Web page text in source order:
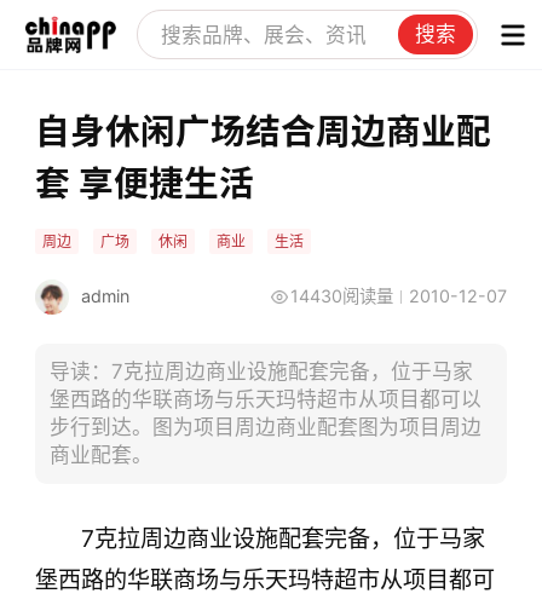
搜索
自身休闲广场结合周边商业配
套 享便捷生活
周边 广场 休闲 商业 生活
admin 14430阅读量 2010-12-07
导读：7克拉周边商业设施配套完备，位于马家
堡西路的华联商场与乐天玛特超市从项目都可以
步行到达。图为项目周边商业配套图为项目周边
商业配套。
7克拉周边商业设施配套完备，位于马家
堡西路的华联商场与乐天玛特超市从项目都可